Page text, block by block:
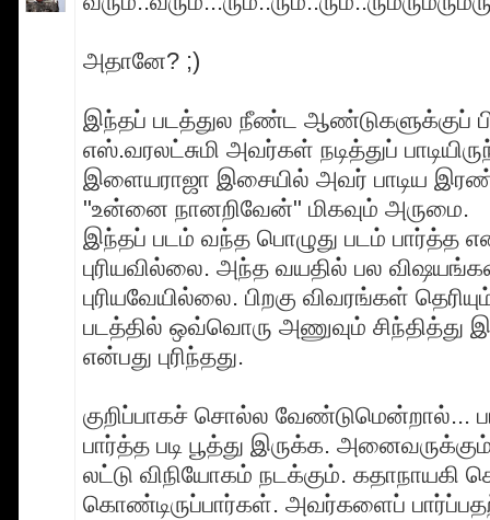
அதானே? ;)
இந்தப் படத்துல நீண்ட ஆண்டுகளுக்குப்
எஸ்.வரலட்சுமி அவர்கள் நடித்துப்
இளையராஜா இசையில் அவர் பாடிய
"உன்னை நானறிவேன்" மிகவும் அருமை.
இந்தப் படம் வந்த பொழுது படம் பார்த்த
புரியவில்லை. அந்த வயதில் பல
புரியவேயில்லை. பிறகு விவரங்கள்
படத்தில் ஒவ்வொரு அணுவும் சிந்தித்து
என்பது புரிந்தது.
குறிப்பாகச் சொல்ல வேண்டுமென்றால்...
பார்த்த படி பூத்து இருக்க.
லட்டு விநியோகம் நடக்கும். கதாநாயகி
கொண்டிருப்பார்கள். அவர்களைப்